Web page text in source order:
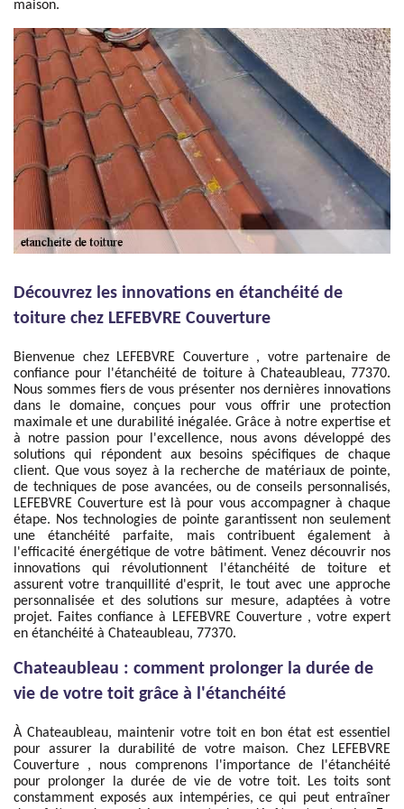
maison.
Découvrez les innovations en étanchéité de
toiture chez LEFEBVRE Couverture
Bienvenue chez LEFEBVRE Couverture , votre partenaire de
confiance pour l'étanchéité de toiture à Chateaubleau, 77370.
Nous sommes fiers de vous présenter nos dernières innovations
dans le domaine, conçues pour vous offrir une protection
maximale et une durabilité inégalée. Grâce à notre expertise et
à notre passion pour l'excellence, nous avons développé des
solutions qui répondent aux besoins spécifiques de chaque
client. Que vous soyez à la recherche de matériaux de pointe,
de techniques de pose avancées, ou de conseils personnalisés,
LEFEBVRE Couverture est là pour vous accompagner à chaque
étape. Nos technologies de pointe garantissent non seulement
une étanchéité parfaite, mais contribuent également à
l'efficacité énergétique de votre bâtiment. Venez découvrir nos
innovations qui révolutionnent l'étanchéité de toiture et
assurent votre tranquillité d'esprit, le tout avec une approche
personnalisée et des solutions sur mesure, adaptées à votre
projet. Faites confiance à LEFEBVRE Couverture , votre expert
en étanchéité à Chateaubleau, 77370.
Chateaubleau : comment prolonger la durée de
vie de votre toit grâce à l'étanchéité
À Chateaubleau, maintenir votre toit en bon état est essentiel
pour assurer la durabilité de votre maison. Chez LEFEBVRE
Couverture , nous comprenons l'importance de l'étanchéité
pour prolonger la durée de vie de votre toit. Les toits sont
constamment exposés aux intempéries, ce qui peut entraîner